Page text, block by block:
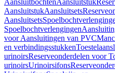
AansluitbochtenAansluitstuk
AansluitstukAansluitsets
Aansluitsets
Spoelbochtverlengingen
voor Aansluitingen van PVC
en verbindingsstukken
urinoirsReserveonderdelen voor
urinoirsUrinoirsifons